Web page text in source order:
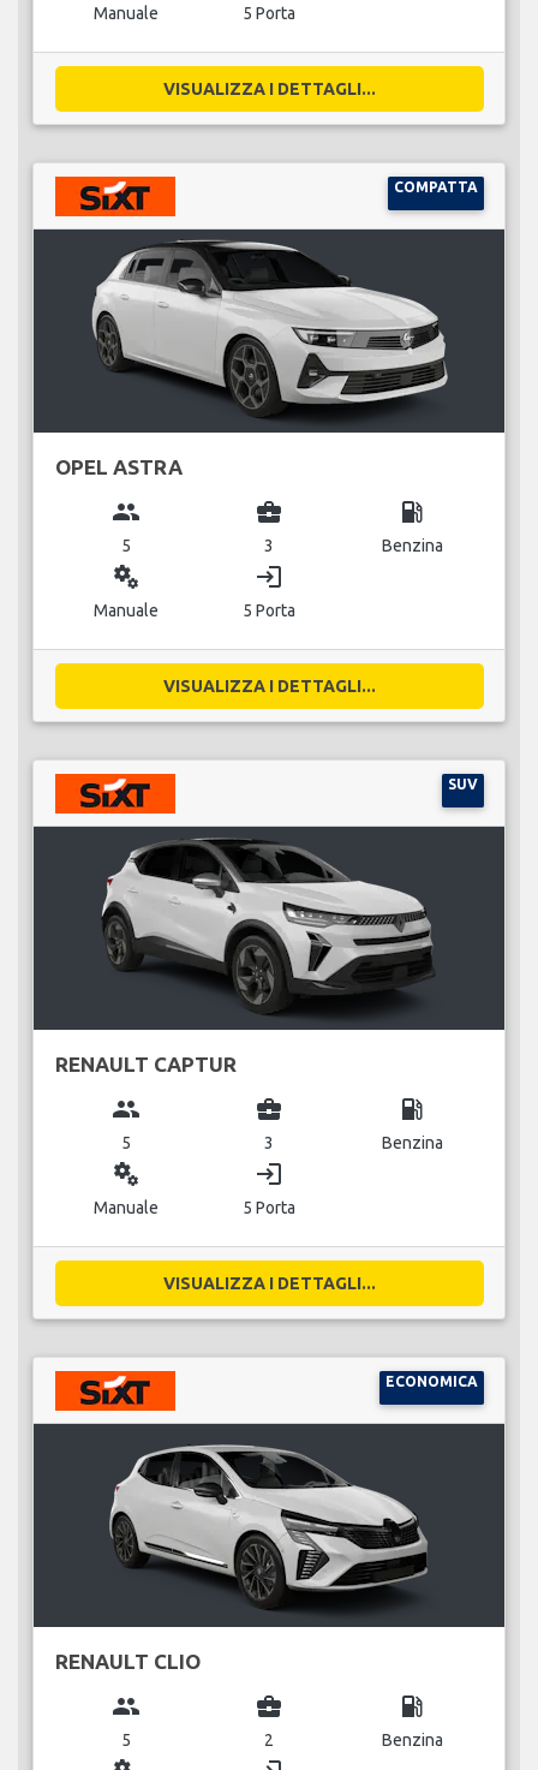
Manuale 5 Porta
VISUALIZZA I DETTAGLI...
COMPATTA
OPEL ASTRA
group
5
business_center
3
local_gas_station
Benzina
miscellaneous_services
Manuale
login
5 Porta
VISUALIZZA I DETTAGLI...
SUV
RENAULT CAPTUR
group
5
business_center
3
local_gas_station
Benzina
miscellaneous_services
Manuale
login
5 Porta
VISUALIZZA I DETTAGLI...
ECONOMICA
RENAULT CLIO
group
5
business_center
2
local_gas_station
Benzina